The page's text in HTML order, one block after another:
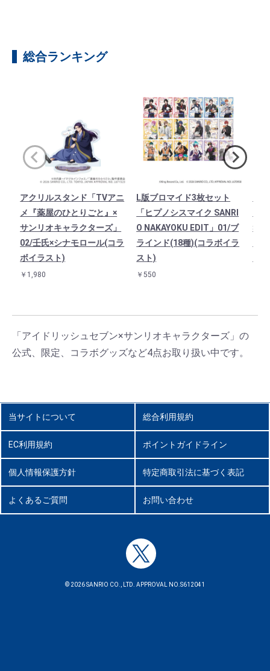
総合ランキング
アクリルスタンド「TVアニ
メ『薬屋のひとりごと』×
サンリオキャラクターズ」
02/壬氏×シナモロール(コラ
ボイラスト)
￥1,980
L版ブロマイド3枚セット
「ヒプノシスマイク SANRI
O NAKAYOKU EDIT」01/ブ
ラインド(18種)(コラボイラ
スト)
￥550
×サ
「アイドリッシュセブン×サンリオキャラクターズ」の
公式、限定、コラボグッズなど4点お取り扱い中です。
当サイトについて 総合利用規約
EC利用規約 ポイントガイドライン
個人情報保護方針 特定商取引法に基づく表記
よくあるご質問 お問い合わせ
© 2026 SANRIO CO., LTD. APPROVAL NO.S612041